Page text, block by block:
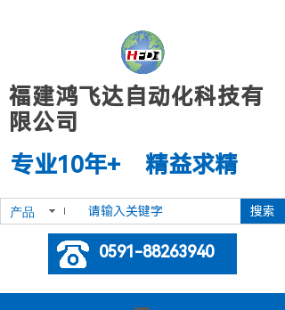
福建鸿飞达自动化科技有
限公司
专业10年+ 精益求精
0591-88263940
产品 搜索